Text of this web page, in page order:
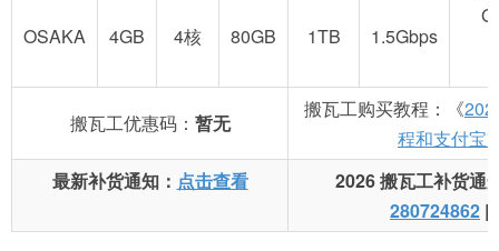
OSAKA
4GB 4核 80GB 1TB 1.5Gbps
搬瓦工优惠码： 暂无
搬瓦工购买教程：《
程和支付宝
最新补货通知： 点击查看
2026 搬瓦工补货通
280724862 |